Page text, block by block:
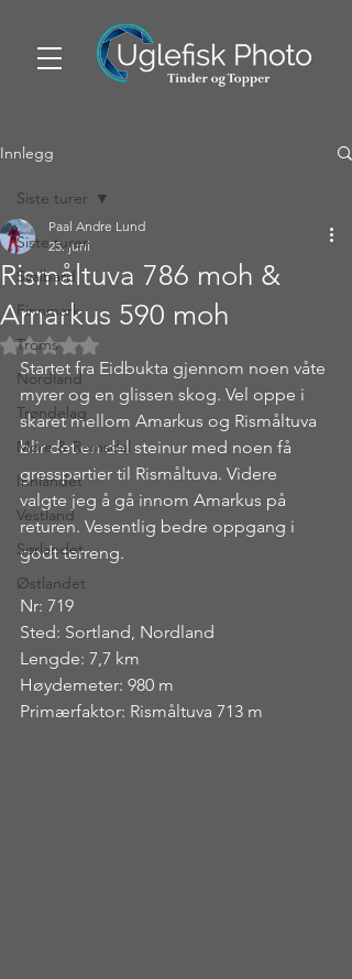
Innlegg
Siste turer
Svalbard
Finnmark
Troms
Nordland
Trøndelag
Møre & Romsdal
Innlandet
Vestland
Sørlandet
Østlandet
Siste turer
Rismåltuva 786 moh &
Amarkus 590 moh
Paal Andre Lund
25. juni
Gitt NaN av 5 stjerner.
Startet fra Eidbukta gjennom noen våte
myrer og en glissen skog. Vel oppe i
skaret mellom Amarkus og Rismåltuva
blir det en del steinur med noen få
gresspartier til Rismåltuva. Videre
valgte jeg å gå innom Amarkus på
returen. Vesentlig bedre oppgang i
godt terreng.
Nr: 719
Sted: Sortland, Nordland
Lengde: 7,7 km
Høydemeter: 980 m
Primærfaktor: Rismåltuva 713 m